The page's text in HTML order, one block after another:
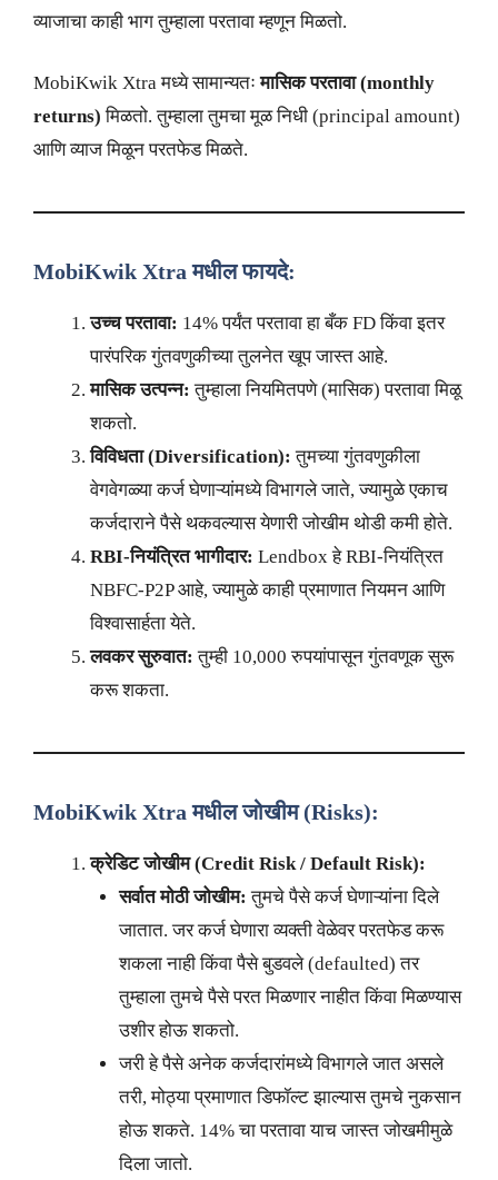
व्याजाचा काही भाग तुम्हाला परतावा म्हणून मिळतो.
MobiKwik Xtra मध्ये सामान्यतःमासिक परतावा (monthly
returns) मिळतो. तुम्हाला तुमचा मूळ निधी (principal amount)
आणि व्याज मिळून परतफेड मिळते.
MobiKwik Xtra मधील फायदे:
उच्च परतावा: 14% पर्यंत परतावा हा बँक FD किंवा इतर
पारंपरिक गुंतवणुकीच्या तुलनेत खूप जास्त आहे.
मासिक उत्पन्न: तुम्हाला नियमितपणे (मासिक) परतावा मिळू
शकतो.
विविधता (Diversification): तुमच्या गुंतवणुकीला
वेगवेगळ्या कर्ज घेणाऱ्यांमध्ये विभागले जाते, ज्यामुळे एकाच
कर्जदाराने पैसे थकवल्यास येणारी जोखीम थोडी कमी होते.
RBI-नियंत्रित भागीदार: Lendbox हे RBI-नियंत्रित
NBFC-P2P आहे, ज्यामुळे काही प्रमाणात नियमन आणि
विश्वासार्हता येते.
लवकर सुरुवात: तुम्ही 10,000 रुपयांपासून गुंतवणूक सुरू
करू शकता.
MobiKwik Xtra मधील जोखीम (Risks):
क्रेडिट जोखीम (Credit Risk / Default Risk):
सर्वात मोठी जोखीम: तुमचे पैसे कर्ज घेणाऱ्यांना दिले
जातात. जर कर्ज घेणारा व्यक्ती वेळेवर परतफेड करू
शकला नाही किंवा पैसे बुडवले (defaulted) तर
तुम्हाला तुमचे पैसे परत मिळणार नाहीत किंवा मिळण्यास
उशीर होऊ शकतो.
जरी हे पैसे अनेक कर्जदारांमध्ये विभागले जात असले
तरी, मोठ्या प्रमाणात डिफॉल्ट झाल्यास तुमचे नुकसान
होऊ शकते. 14% चा परतावा याच जास्त जोखमीमुळे
दिला जातो.